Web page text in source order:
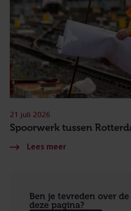
Spoorwerk tussen
21 juli 2026
Ben je tevreden over
deze pagina?